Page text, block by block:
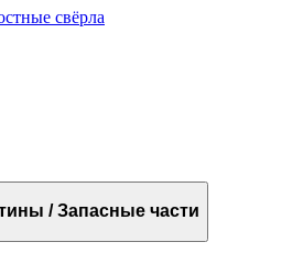
свёрла
/ Запасные части